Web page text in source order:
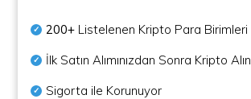
200+ Listelenen Kripto Para Birimleri
İlk Satın Alımınızdan Sonra Kripto Alın
Sigorta ile Korunuyor